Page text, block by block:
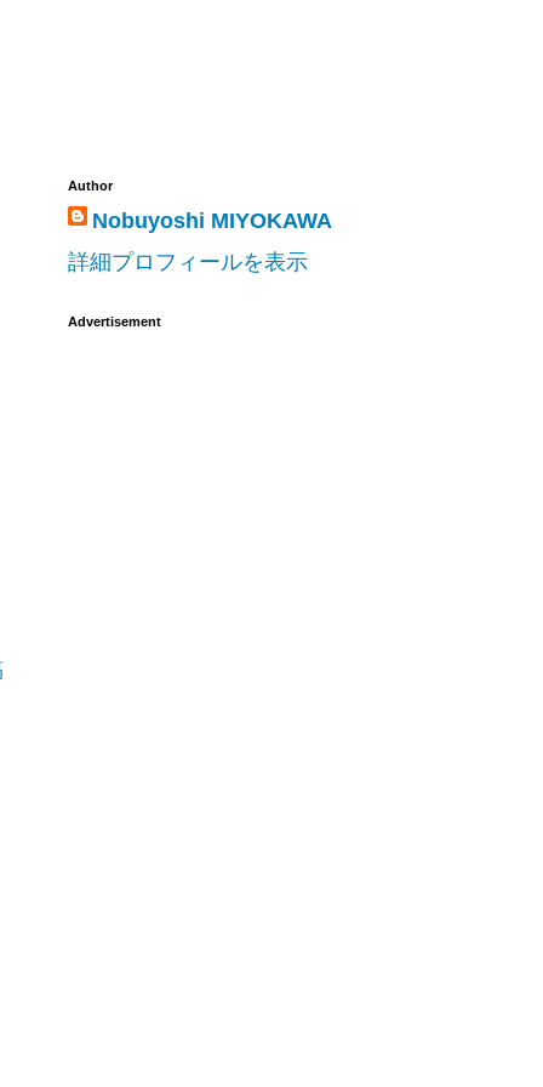
Author
Nobuyoshi MIYOKAWA
詳細プロフィールを表示
Advertisement